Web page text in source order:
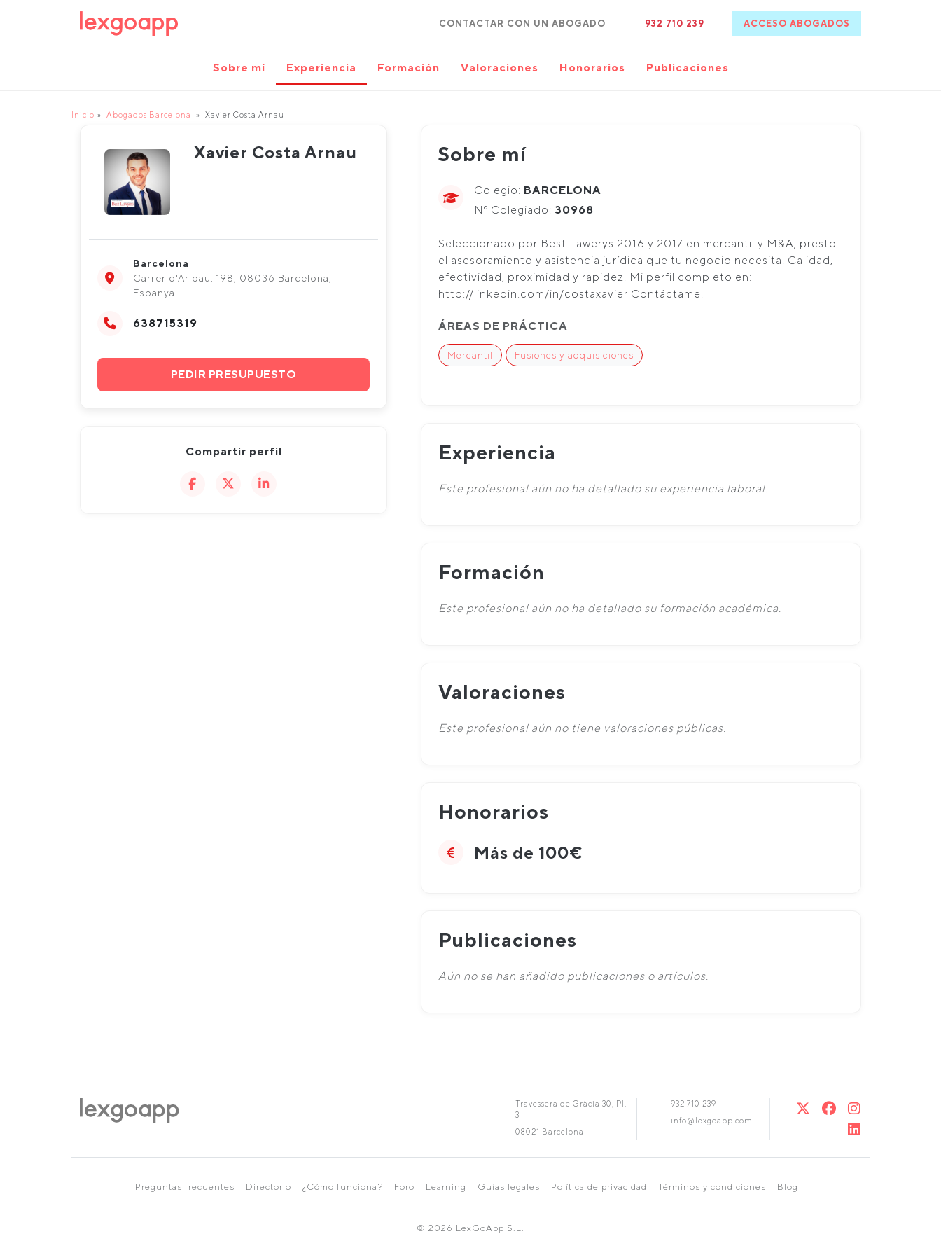
CONTACTAR CON UN ABOGADO 932 710 239 ACCESO ABOGADOS
Sobre mí Experiencia Formación Valoraciones Honorarios Publicaciones
Inicio Abogados Barcelona Xavier Costa Arnau
Xavier Costa Arnau
Barcelona
Carrer d'Aribau, 198, 08036 Barcelona,
Espanya
638715319
PEDIR PRESUPUESTO
Compartir perfil
Sobre mí
Colegio: BARCELONA
Nº Colegiado: 30968
Seleccionado por Best Lawerys 2016 y 2017 en mercantil y M&A, presto
el asesoramiento y asistencia jurídica que tu negocio necesita. Calidad,
efectividad, proximidad y rapidez. Mi perfil completo en:
http://linkedin.com/in/costaxavier Contáctame.
ÁREAS DE PRÁCTICA
Mercantil Fusiones y adquisiciones
Experiencia
Este profesional aún no ha detallado su experiencia laboral.
Formación
Este profesional aún no ha detallado su formación académica.
Valoraciones
Este profesional aún no tiene valoraciones públicas.
Honorarios
Más de 100€
Publicaciones
Aún no se han añadido publicaciones o artículos.
Travessera de Gràcia 30, Pl.
3
08021 Barcelona
932 710 239
info@lexgoapp.com
Preguntas frecuentes Directorio ¿Cómo funciona? Foro Learning Guías legales Política de privacidad Términos y condiciones Blog
© 2026 LexGoApp S.L.